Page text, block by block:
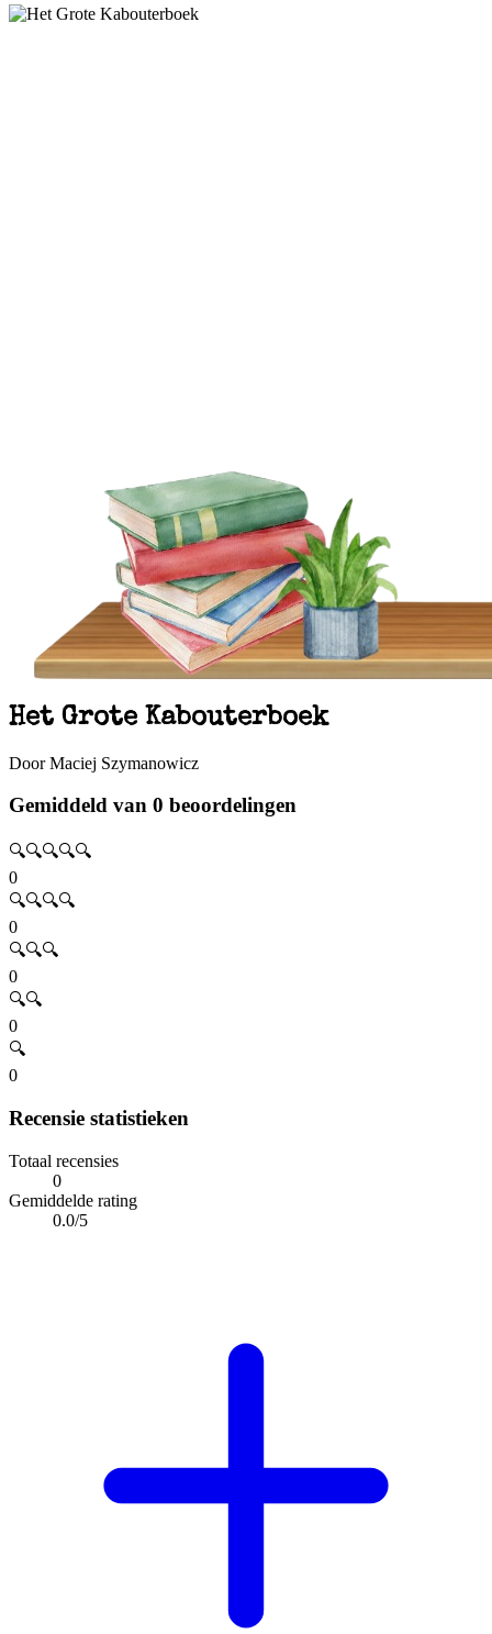
Het Grote Kabouterboek
Door Maciej Szymanowicz
Gemiddeld van 0 beoordelingen
🔍🔍🔍🔍🔍
0
🔍🔍🔍🔍
0
🔍🔍🔍
0
🔍🔍
0
🔍
0
Recensie statistieken
Totaal recensies
0
Gemiddelde rating
0.0/5